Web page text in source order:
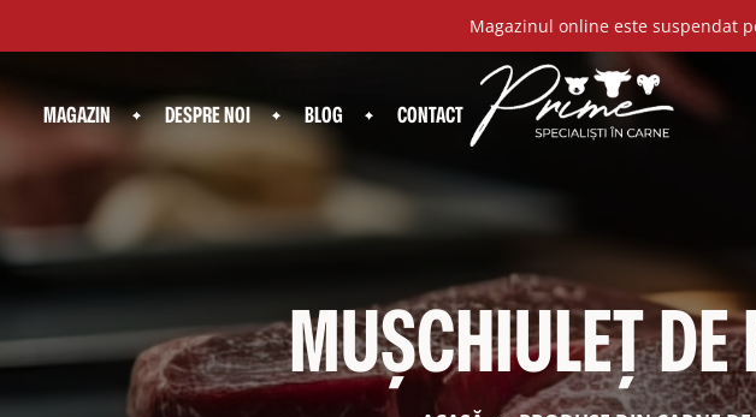
Magazinul online este suspendat
MAGAZIN DESPRE NOI BLOG CONTACT
MUȘCHIULEȚ